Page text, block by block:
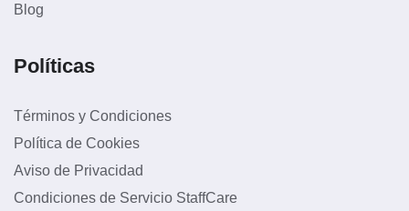
Blog
Políticas
Términos y Condiciones
Política de Cookies
Aviso de Privacidad
Condiciones de Servicio StaffCare